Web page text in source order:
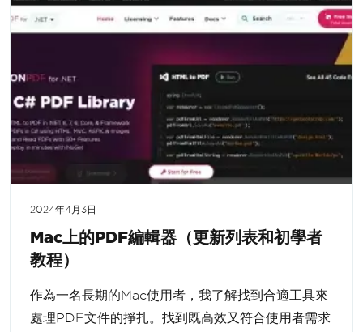
2024年4月3日
Mac上的PDF編輯器（更新列表和初學者
教程）
作為一名長期的Mac使用者，我了解找到合適工具來
處理PDF文件的掙扎。找到既高效又符合使用者需求